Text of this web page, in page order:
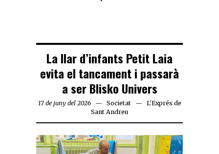
La llar d’infants Petit Laia
evita el tancament i passarà
a ser Blisko Univers
17 de juny del 2026 Societat
L'Exprés de
Sant Andreu